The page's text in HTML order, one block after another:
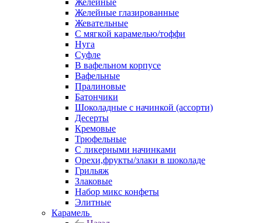
Желейные
Желейные глазированные
Жевательные
С мягкой карамелью/тоффи
Нуга
Суфле
В вафельном корпусе
Вафельные
Пралиновые
Батончики
Шоколадные с начинкой (ассорти)
Десерты
Кремовые
Трюфельные
С ликерными начинками
Орехи,фрукты/злаки в шоколаде
Грильяж
Злаковые
Набор микс конфеты
Элитные
Карамель